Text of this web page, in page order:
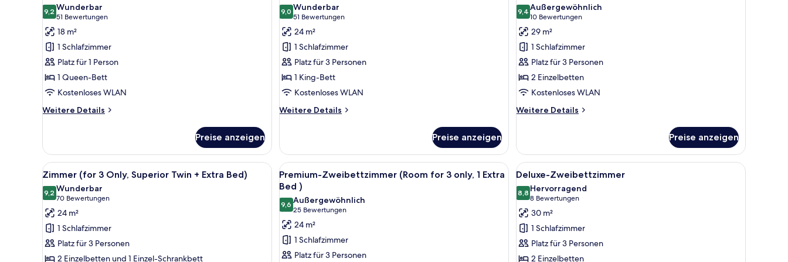
für
Doppelzimmer
(Single
Use)
anzeigen
9,29,2 von 10
Wunderbar
51 Bewertungen
(51
Bewertungen)
18 m²
1 Schlafzimmer
Platz für 1 Person
1 Queen-Bett
Kostenloses WLAN
Weitere Details
Weitere
(Single
Use)
Preise anzeigen
für
Comfort-
Doppelzimmer
anzeigen
9,09,0 von 10
Wunderbar
51 Bewertungen
(51
Bewertungen)
24 m²
1 Schlafzimmer
Platz für 3 Personen
1 King-Bett
Kostenloses WLAN
Weitere Details
Weitere
Doppelzimmer
Preise anzeigen
für
Deluxe-
Zweibettzimmer
(Premium)
anzeigen
9,49,4 von 10
Außergewöhnlich
10 Bewertungen
(10
Bewertungen)
29 m²
1 Schlafzimmer
Platz für 3 Personen
2 Einzelbetten
Kostenloses WLAN
Weitere Details
Weitere
Zweibettzimmer
(Premium)
Preise anzeigen
Alle
Fotos
für
Zimmer
(for
3
Only,
Ein Hotelzimmer mit zwei Betten, einem Schreibtisch, einem Stuhl, einem Fernseher und einem Fenster mit Vorhängen.
8
Zimmer (for 3 Only, Superior Twin + Extra Bed)
9,29,2 von 10
Wunderbar
70 Bewertungen
(70
Bewertungen)
24 m²
1 Schlafzimmer
Platz für 3 Personen
2 Einzelbetten und 1 Einzel-Schrankbett
Alle
Fotos
für
Premium-
Zweibettzimmer
(Room
for
Ein Hotelzimmer mit zwei Betten, einem Schreibtisch und einem Stuhl.
7
Premium-Zweibettzimmer (Room for 3 only, 1 Extra
Bed )
9,69,6 von 10
Außergewöhnlich
25 Bewertungen
(25
Bewertungen)
24 m²
1 Schlafzimmer
Platz für 3 Personen
Alle
Fotos
für
Deluxe-
Zweibettzimmer
anzeigen
Ein Hotelzimmer mit zwei Betten, einem
7
Deluxe-Zweibettzimmer
8,88,8 von 10
Hervorragend
8 Bewertungen
(8
Bewertungen)
30 m²
1 Schlafzimmer
Platz für 3 Personen
2 Einzelbetten